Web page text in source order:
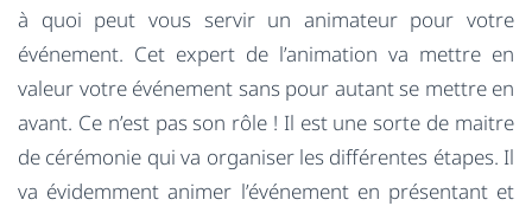
à quoi peut vous servir un animateur pour votre
événement. Cet expert de l’animation va mettre en
valeur votre événement sans pour autant se mettre en
avant. Ce n’est pas son rôle ! Il est une sorte de maitre
de cérémonie qui va organiser les différentes étapes. Il
va évidemment animer l’événement en présentant et